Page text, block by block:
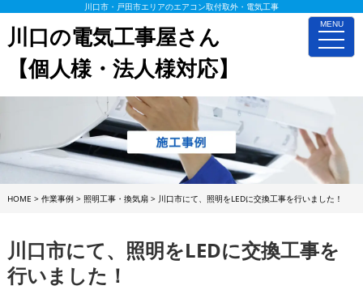
MENU
toggle
川口市・戸田市エリアのエアコン取付取外・電気工事
川口の電気工事屋さん
【個人様・法人様対応】
HOME > 作業事例> 照明工事・換気扇> 川口市にて、照明をLEDに交換工事を行いました！
川口市にて、照明をLEDに交換工事を
行いました！